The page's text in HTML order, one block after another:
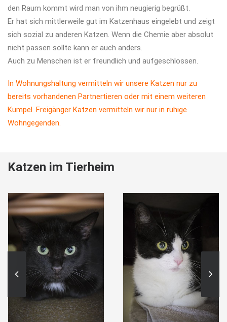
den Raum kommt wird man von ihm neugierig begrüßt.
Er hat sich mittlerweile gut im Katzenhaus eingelebt und zeigt
sich sozial zu anderen Katzen. Wenn die Chemie aber absolut
nicht passen sollte kann er auch anders.
Auch zu Menschen ist er freundlich und aufgeschlossen.
In Wohnungshaltung vermitteln wir unsere Katzen nur zu
bereits vorhandenen Partnertieren oder mit einem weiteren
Kumpel. Freigänger Katzen vermitteln wir nur in ruhige
Wohngegenden.
Katzen im Tierheim